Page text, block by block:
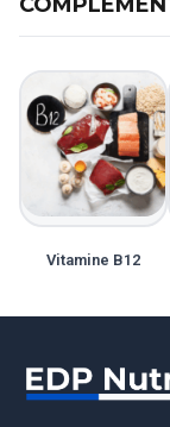
Vitamine B12